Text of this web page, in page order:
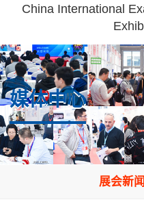
China International
媒体中心
展会新闻